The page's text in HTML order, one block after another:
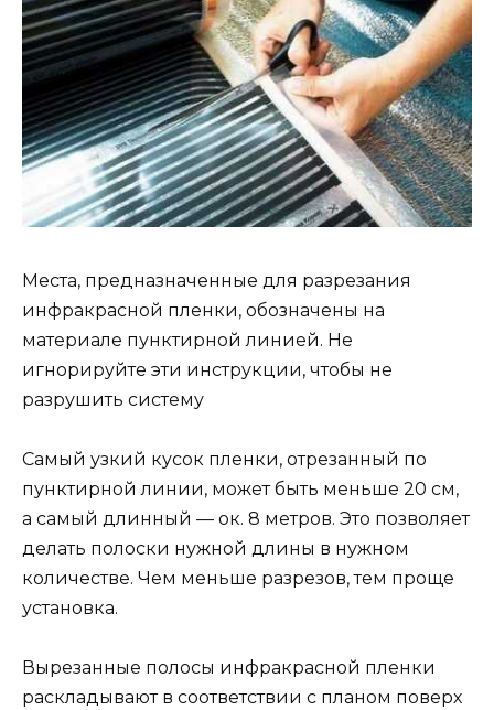
Места, предназначенные для разрезания
инфракрасной пленки, обозначены на
материале пунктирной линией. Не
игнорируйте эти инструкции, чтобы не
разрушить систему
Самый узкий кусок пленки, отрезанный по
пунктирной линии, может быть меньше 20 см,
а самый длинный — ок. 8 метров. Это позволяет
делать полоски нужной длины в нужном
количестве. Чем меньше разрезов, тем проще
установка.
Вырезанные полосы инфракрасной пленки
раскладывают в соответствии с планом поверх